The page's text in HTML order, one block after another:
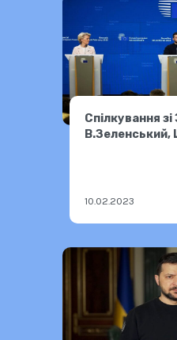
Спілкування зі
В.Зеленський,
10.02.2023